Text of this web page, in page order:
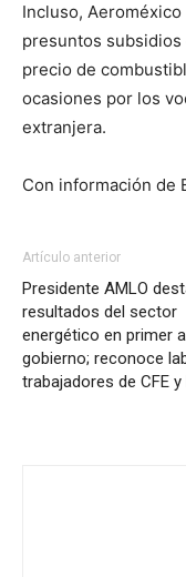
Incluso,
presuntos subsidios
precio de
ocasiones por los
extranjera.
Con información de
Artículo anterior
Presidente AMLO
resultados del sector
energético en primer
gobierno; reconoce
trabajadores de CFE y